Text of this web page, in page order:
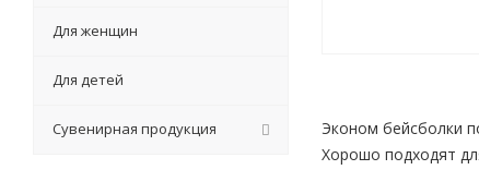
Эконом бейсболки
Хорошо подходят
Для женщин
Для детей
Сувенирная продукция